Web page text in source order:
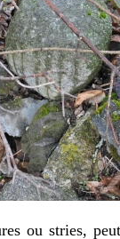
ou stries,